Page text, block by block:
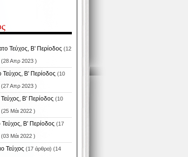
Τεύχος, Β' Περίοδος (12
(28 Απρ 2023 )
Τεύχος, Β' Περίοδος (10
(27 Απρ 2023 )
Β' Περίοδος (10
Μάι 2022 )
Β' Περίοδος (17
Μάι 2022 )
Τεύχος (17 άρθρα) (14